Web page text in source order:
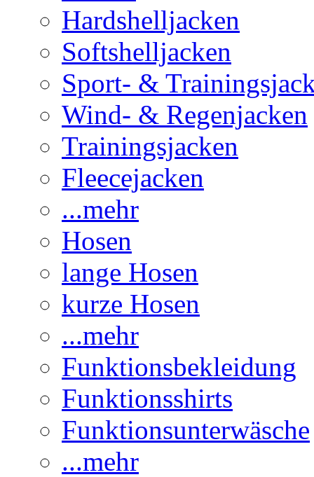
Hardshelljacken
Softshelljacken
Sport- &
Wind- & Regenjacken
Trainingsjacken
Fleecejacken
...mehr
Hosen
lange Hosen
kurze Hosen
...mehr
Funktionsbekleidung
Funktionsshirts
Funktionsunterwäsche
...mehr